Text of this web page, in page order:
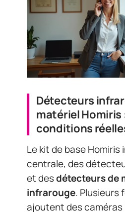
Détecteurs
matériel Homiris
conditions
Le kit de base Homiris
centrale, des
et desdétecteurs de
infrarouge. Plusieurs
ajoutent des